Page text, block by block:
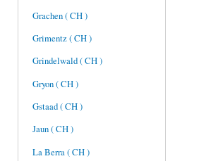
Grachen ( CH )
Grimentz ( CH )
Grindelwald ( CH )
Gryon ( CH )
Gstaad ( CH )
Jaun ( CH )
La Berra ( CH )